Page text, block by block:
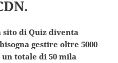
sito di Quiz diventa
gestire oltre 5000
totale di 50 mila